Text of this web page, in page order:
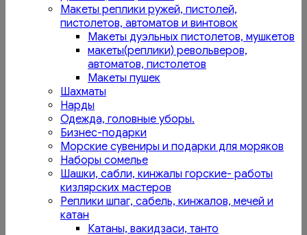
Макеты реплики ружей, пистолей,
пистолетов, автоматов и винтовок
Макеты дуэльных пистолетов, мушкетов
макеты(реплики) револьверов,
автоматов, пистолетов
Макеты пушек
Шахматы
Нарды
Одежда, головные уборы.
Бизнес-подарки
Морские сувениры и подарки для моряков
Наборы сомелье
Шашки, сабли, кинжалы горские- работы
кизлярских мастеров
Реплики шпаг, сабель, кинжалов, мечей и
катан
Катаны, вакидзаси, танто